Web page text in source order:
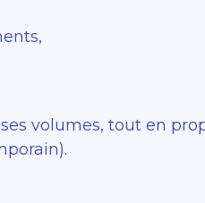
volumes, tout en